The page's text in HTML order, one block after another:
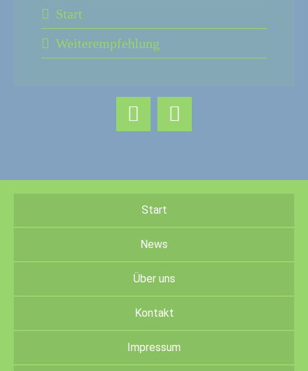
Start
Weiterempfehlung
Start
News
Über uns
Kontakt
Impressum